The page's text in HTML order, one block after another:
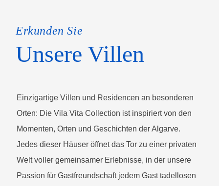
Erkunden Sie
Unsere Villen
Einzigartige Villen und Residencen an besonderen
Orten: Die Vila Vita Collection ist inspiriert von den
Momenten, Orten und Geschichten der Algarve.
Jedes dieser Häuser öffnet das Tor zu einer privaten
Welt voller gemeinsamer Erlebnisse, in der unsere
Passion für Gastfreundschaft jedem Gast tadellosen